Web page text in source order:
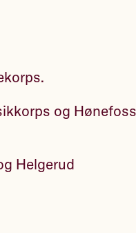
og Hønefoss
Helgerud